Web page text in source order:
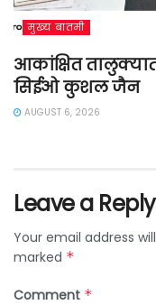
मुख्य बातमी
आकांक्षित
सिईओ कुशल जैन
AUGUST 6, 2026
Leave a Reply
Your email address
marked *
Comment *